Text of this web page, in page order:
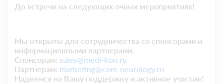
До встречи на следующих очных мероприятиях!
Мы открыты для сотрудничества со спонсорами и
информационными партнерами.
Спонсорам: sales@medi-kon.ru
Партнерам: marketing@com-neurology.ru
Надеемся на Вашу поддержку и активное участие!